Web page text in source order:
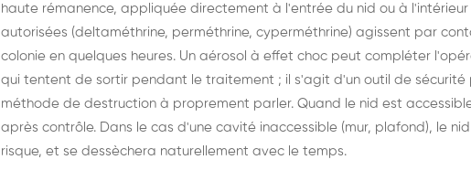
haute rémanence, appliquée directement à l'entrée du nid ou à l'intérieur
autorisées (deltaméthrine, perméthrine, cyperméthrine) agissent par
colonie en quelques heures. Un aérosol à effet choc peut compléter
qui tentent de sortir pendant le traitement ; il s'agit d'un outil de sécurité
méthode de destruction à proprement parler. Quand le nid est
après contrôle. Dans le cas d'une cavité inaccessible (mur, plafond), le
risque, et se dessèchera naturellement avec le temps.